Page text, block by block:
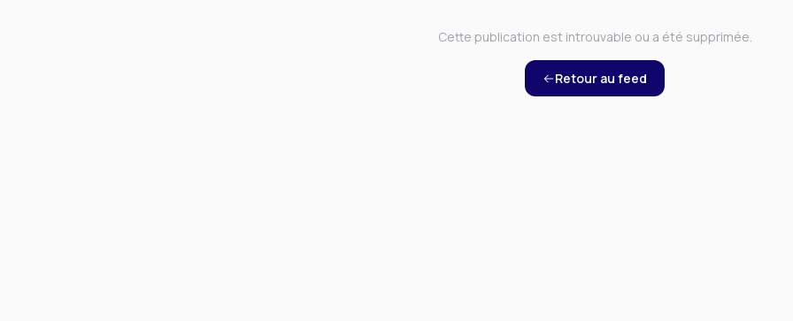
Cette publication est introuvable ou a été supprimée.
Retour au feed